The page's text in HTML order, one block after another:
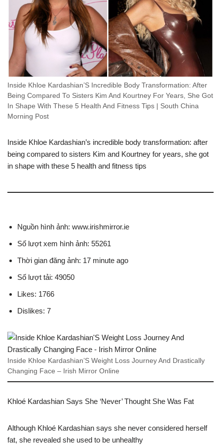
Inside Khloe Kardashian’S Incredible Body Transformation: After
Being Compared To Sisters Kim And Kourtney For Years, She Got
In Shape With These 5 Health And Fitness Tips | South China
Morning Post
Inside Khloe Kardashian’s incredible body transformation: after
being compared to sisters Kim and Kourtney for years, she got
in shape with these 5 health and fitness tips
Nguồn hình ảnh: www.irishmirror.ie
Số lượt xem hình ảnh: 55261
Thời gian đăng ảnh: 17 minute ago
Số lượt tải: 49050
Likes: 1766
Dislikes: 7
Inside Khloe Kardashian’S Weight Loss Journey And Drastically
Changing Face – Irish Mirror Online
Khloé Kardashian Says She ‘Never’ Thought She Was Fat
Although Khloé Kardashian says she never considered herself
fat, she revealed she used to be unhealthy